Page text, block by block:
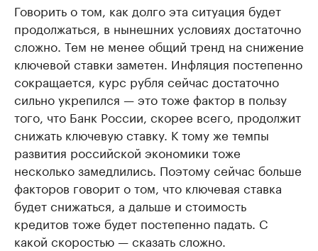
Говорить о том, как долго эта ситуация будет
продолжаться, в нынешних условиях достаточно
сложно. Тем не менее общий тренд на снижение
ключевой ставки заметен. Инфляция постепенно
сокращается, курс рубля сейчас достаточно
сильно укрепился — это тоже фактор в пользу
того, что Банк России, скорее всего, продолжит
снижать ключевую ставку. К тому же темпы
развития российской экономики тоже
несколько замедлились. Поэтому сейчас больше
факторов говорит о том, что ключевая ставка
будет снижаться, а дальше и стоимость
кредитов тоже будет постепенно падать. С
какой скоростью — сказать сложно.